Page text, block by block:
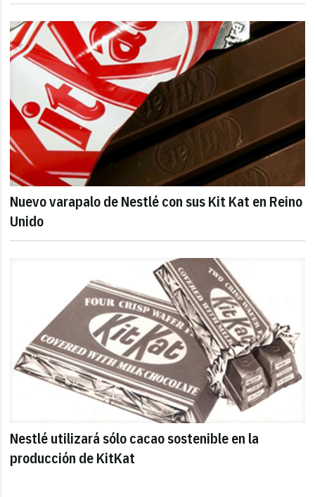
Nuevo varapalo de Nestlé con sus Kit Kat en Reino
Unido
Nestlé utilizará sólo cacao sostenible en la
producción de KitKat